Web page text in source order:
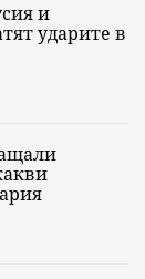
и
ударите в